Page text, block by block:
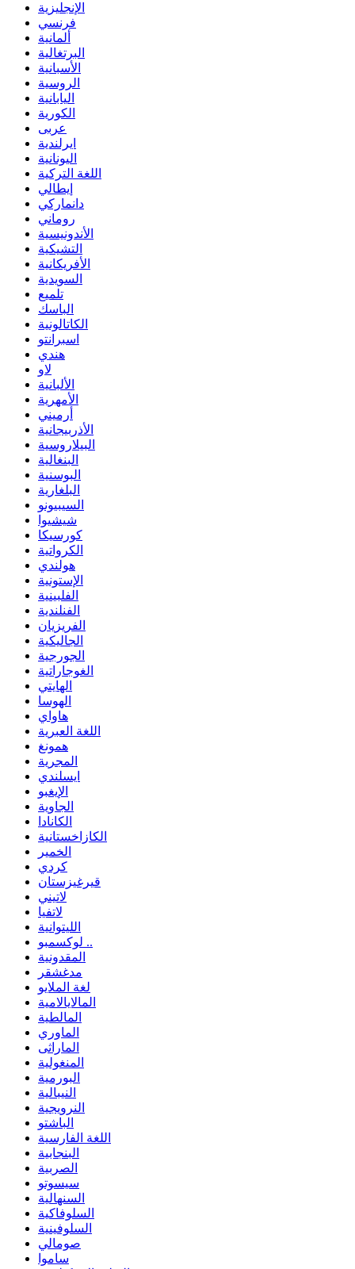
الإنجليزية
فرنسي
ألمانية
البرتغالية
الأسبانية
الروسية
اليابانية
الكورية
عربى
ايرلندية
اليونانية
اللغة التركية
إيطالي
دانماركي
روماني
الأندونيسية
التشيكية
الأفريكانية
السويدية
تلميع
الباسك
الكاتالونية
اسبرانتو
هندي
لاو
الألبانية
الأمهرية
أرميني
الأذربيجانية
البيلاروسية
البنغالية
البوسنية
البلغارية
السيبيونو
شيشيوا
كورسيكا
الكرواتية
هولندي
الإستونية
الفلبينية
الفنلندية
الفريزيان
الجاليكية
الجورجية
الغوجاراتية
الهايتي
الهوسا
هاواي
اللغة العبرية
همونغ
المجرية
ايسلندي
الإيغبو
الجاوية
الكانادا
الكازاخستانية
الخمير
كردي
قيرغيزستان
لاتيني
لاتفيا
الليتوانية
لوكسمبو ..
المقدونية
مدغشقر
لغة الملايو
المالايالامية
المالطية
الماوري
الماراثى
المنغولية
البورمية
النيبالية
النرويجية
الباشتو
اللغة الفارسية
البنجابية
الصربية
سيسوتو
السنهالية
السلوفاكية
السلوفينية
صومالي
ساموا